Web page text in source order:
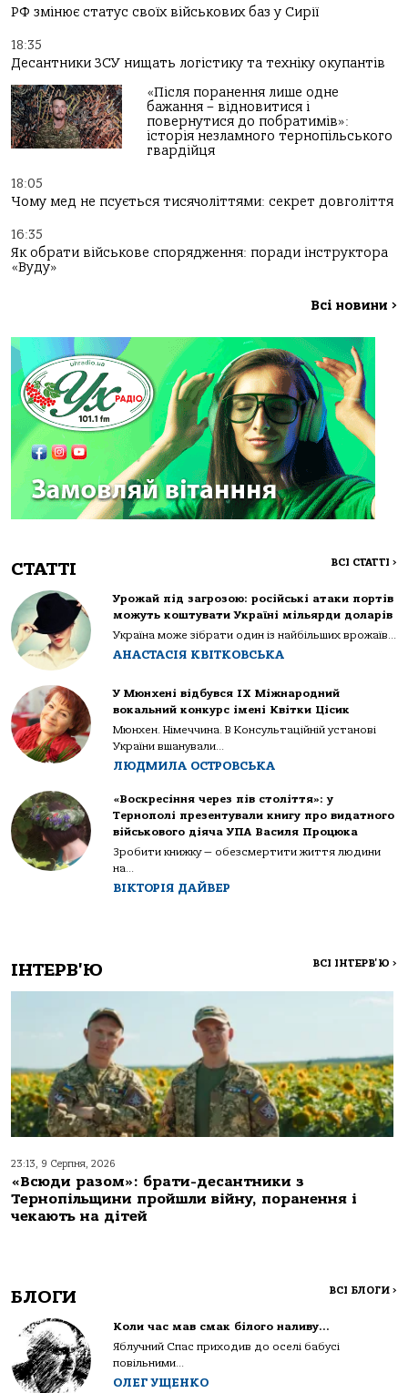
РФ змінює статус своїх військових баз у Сирії
18:35
Десантники ЗСУ нищать логістику та техніку окупантів
«Після поранення лише одне
бажання – відновитися і
повернутися до побратимів»:
історія незламного тернопільського
гвардійця
18:05
Чому мед не псується тисячоліттями: секрет довголіття
16:35
Як обрати військове спорядження: поради інструктора
«Вуду»
Всі новини >
СТАТТІ ВСІ СТАТТІ >
Урожай під загрозою: російські атаки портів
можуть коштувати Україні мільярди доларів
Україна може зібрати один із найбільших врожаїв...
АНАСТАСІЯ КВІТКОВСЬКА
У Мюнхені відбувся IX Міжнародний
вокальний конкурс імені Квітки Цісик
Мюнхен. Німеччина. В Консультаційній установі
України вшанували...
ЛЮДМИЛА ОСТРОВСЬКА
«Воскресіння через пів століття»: у
Тернополі презентували книгу про видатного
військового діяча УПА Василя Процюка
Зробити книжку — обезсмертити життя людини
на...
ВІКТОРІЯ ДАЙВЕР
ІНТЕРВ'Ю ВСІ ІНТЕРВ'Ю >
23:13, 9 Серпня, 2026
«Всюди разом»: брати-десантники з
Тернопільщини пройшли війну, поранення і
чекають на дітей
БЛОГИ ВСІ БЛОГИ >
Коли час мав смак білого наливу…
Яблучний Спас приходив до оселі бабусі
повільними...
ОЛЕГ УЩЕНКО